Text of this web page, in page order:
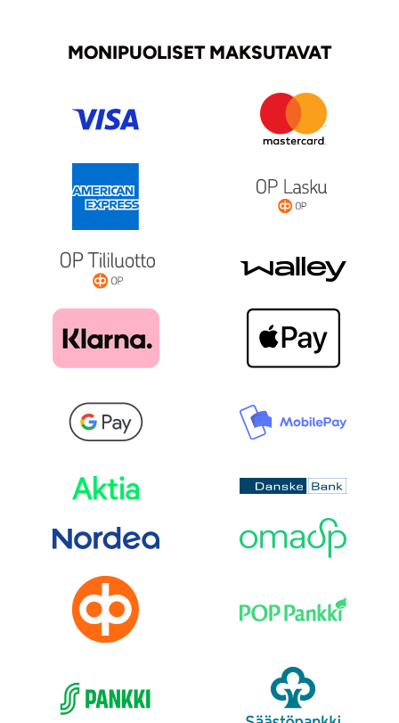
MONIPUOLISET MAKSUTAVAT